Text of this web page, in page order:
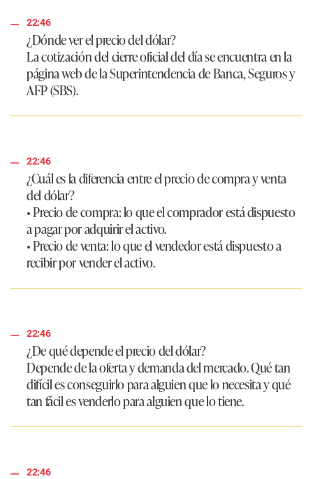
22:46
¿Dónde ver el precio del dólar?
La cotización del cierre oficial del día se encuentra en la
página web de la Superintendencia de Banca, Seguros y
AFP (SBS).
22:46
¿Cuál es la diferencia entre el precio de compra y venta
del dólar?
• Precio de compra:lo que el comprador está dispuesto
a pagar por adquirir el activo.
• Precio de venta:lo que el vendedor está dispuesto a
recibir por vender el activo.
22:46
¿De qué depende el precio del dólar?
Depende de la oferta y demanda del mercado. Qué tan
difícil es conseguirlo para alguien que lo necesita y qué
tan fácil es venderlo para alguien que lo tiene.
22:46